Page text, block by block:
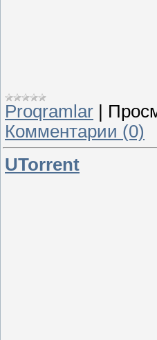
Proqramlar
Комментарии (0)
UTorrent